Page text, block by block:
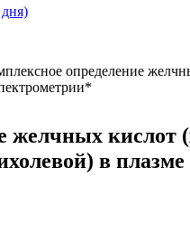
определение
кислот
в